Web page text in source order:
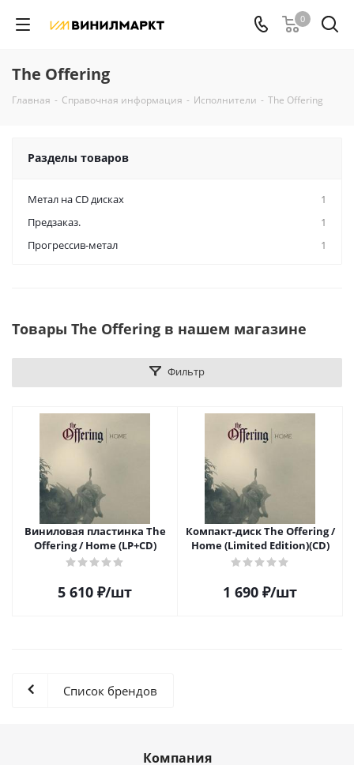
0
The Offering
Главная - Справочная информация - Исполнители - The Offering
Разделы товаров
Метал на CD дисках
1
Предзаказ.
1
Прогрессив-метал
1
Товары The Offering в нашем магазине
Фильтр
Виниловая пластинка The
Offering / Home (LP+CD)
5 610 ₽/шт
Компакт-диск The Offering /
Home (Limited Edition)(CD)
1 690 ₽/шт
Список брендов
Компания